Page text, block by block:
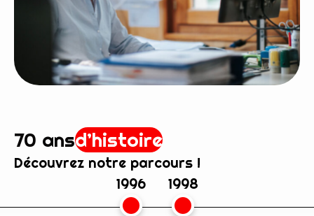
70 ansd’histoire
Découvrez notre parcours !
1996
1998